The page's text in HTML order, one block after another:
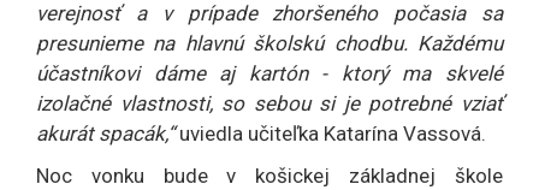
verejnosť a v prípade zhoršeného počasia sa
presunieme na hlavnú školskú chodbu. Každému
účastníkovi dáme aj kartón - ktorý ma skvelé
izolačné vlastnosti, so sebou si je potrebné vziať
akurát spacák,“uviedla učiteľka Katarína Vassová.
Noc vonku bude v košickej základnej škole